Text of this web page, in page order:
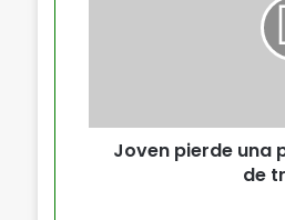
Joven pierde una
de